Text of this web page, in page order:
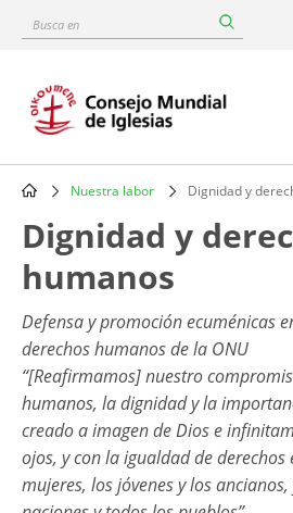
content
Busca
Main
navigation
Breadcrumb
Nuestra labor Dignidad y
Dignidad y
humanos
Defensa y promoción ecuménicas
derechos humanos de la ONU
“[Reafirmamos] nuestro
humanos, la dignidad y la
creado a imagen de Dios e
ojos, y con la igualdad de
mujeres, los jóvenes y los